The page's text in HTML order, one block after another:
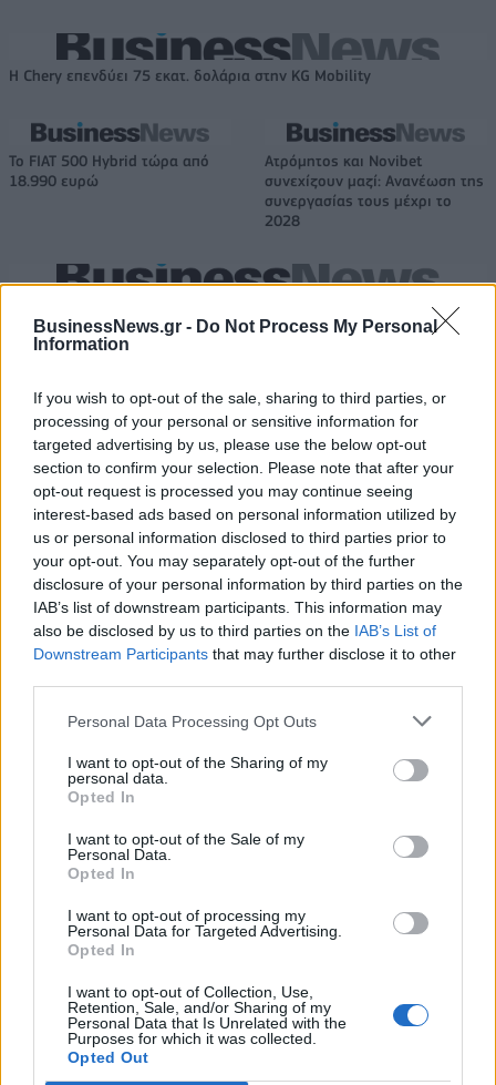
BusinessNews.gr - Do Not Process My Personal
Information
If you wish to opt-out of the sale, sharing to third parties, or
processing of your personal or sensitive information for
targeted advertising by us, please use the below opt-out
section to confirm your selection. Please note that after your
opt-out request is processed you may continue seeing
interest-based ads based on personal information utilized by
us or personal information disclosed to third parties prior to
your opt-out. You may separately opt-out of the further
disclosure of your personal information by third parties on the
IAB’s list of downstream participants. This information may
also be disclosed by us to third parties on the IAB’s List of
Downstream Participants that may further disclose it to other
Personal Data Processing Opt Outs
I want to opt-out of the Sharing of my
personal data.
Opted In
I want to opt-out of the Sale of my
Personal Data.
Opted In
I want to opt-out of processing my
Personal Data for Targeted Advertising.
Opted In
I want to opt-out of Collection, Use,
Retention, Sale, and/or Sharing of my
Personal Data that Is Unrelated with the
Purposes for which it was collected.
Opted Out
Η Chery επενδύει 75 εκατ. δολάρια στην KG Mobility
Το FIAT 500 Hybrid τώρα από
18.990 ευρώ
Ατρόμητος και Novibet
συνεχίζουν μαζί: Ανανέωση της
συνεργασίας τους μέχρι το
2028
18η συνεχόμενη χρονιά για τον ΟΤΕ στη διεθνή σειρά δεικτών
FTSE4Good
Alpha Bank: Για πρώτη φορά το Αρχαίο Θέατρο Επιδαύρου άνοιξε τις
πύλες του σε όλους
ΠΕΡΙΣΣΌΤΕΡΑ ΣΕ ΑΥΤΉ ΤΗΝ ΚΑΤΗΓΟΡΊΑ
Βραβείο «Best Luxury
και «Luxury Honeymoon
Hotel 2017» για το
Resort
19/12/2017 - 02:00
Μειώσεις μισθών στο
Αναλυτικά παραδείγματα